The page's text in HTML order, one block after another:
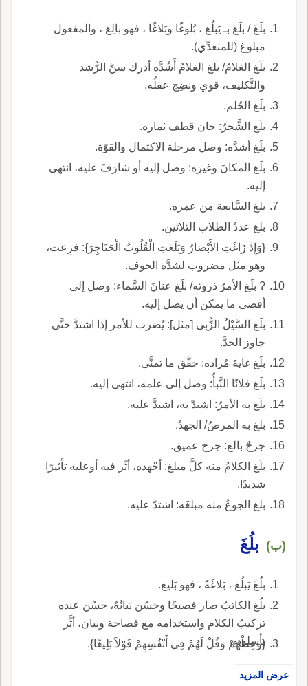
بلَغَ / بلَغَ بـ يَبلُغ ، بُلوغًا وبَلاغًا ، فهو بالِغ ، والمفعول
مبلوغ (للمتعدِّي).
بلَغ الغلامُ/ بلَغ الغلامُ أَشُدَّه أدرك سنَّ الرُّشد
والتَّكليف، قوي ونضِج عقلُه.
بلَغ الحُلم.
بلَغ الشَّجرُ: حان قطف ثماره.
بلَغ أشدَّه: وصل مرحلة الاكتمال والقوّة.
بلَغ المكانَ وغيرَه: وصل إليه أو شارَفَ عليه، انتهى
إليه.
بلغ السَّابعة من عمره.
بلغ عددُ الطلاب الثلاثين.
{وَإِذْ زَاغَتِ الأَبْصَارُ وَبَلَغَتِ الْقُلُوبُ الْحَنَاجِرَ}: فزِعت،
وهو مثل مضروب لشدَّة الخوف.
? بلَغ الأمرُ ذروتَه/ بلَغ عنانَ السَّماء: وصل إلى
أقصى ما يمكن أن يصل إليه.
بلَغ السَّيْلُ الزُّبى [مثل]: يُضرب للأمر إذا اشتدَّ حتَّى
جاوز الحدَّ.
بلَغ غايةَ مُراده: حقَّق ما تمنَّى.
بلَغ فلانًا النَّبأُ: وصل إلى علمه، انتهى إليه.
بلَغ به الأمرُ: اشتدّ به، اشتدَّ عليه.
بلغ به المرضُ/ الجهدُ.
جرحٌ بالغ: جرح عميق.
بلَغ الكلامُ منه كلَّ مبلغ: أَجْهده، أثّر فيه أوعليه تأثيرًا
شديدًا.
بلغ الجوعُ منه مبلغَه: اشتدّ عليه.
(ب) بلُغَ
بلُغَ يَبلُغ ، بَلاغَةً ، فهو بَليغ.
بلُغ الكاتبُ صار فصيحًا وحَسُن بَيانُهُ، حسُن عنده
تركيبُ الكلام واستخدامه مع فصاحة وبيان، أثَّر
بأسلوبه.
{وَعِظْهُمْ وَقُلْ لَهُمْ فِي أَنْفُسِهِمْ قَوْلاً بَلِيغًا}.
عرض المزيد